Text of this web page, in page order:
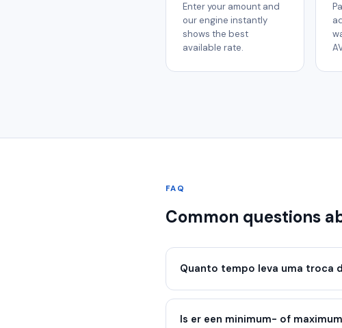
Enter your amount and
our engine instantly
shows the best
available rate.
FAQ
Common questions
Quanto tempo leva uma troca
Is er een minimum- of